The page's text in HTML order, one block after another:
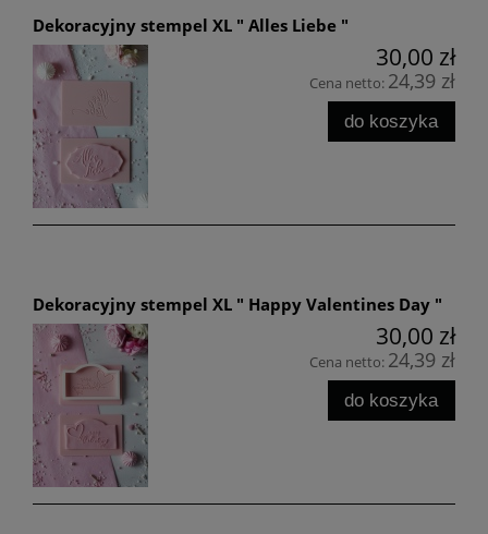
Dekoracyjny stempel XL " Alles Liebe "
30,00 zł
Cena netto: 24,39 zł
do koszyka
Dekoracyjny stempel XL " Happy Valentines Day "
30,00 zł
Cena netto: 24,39 zł
do koszyka